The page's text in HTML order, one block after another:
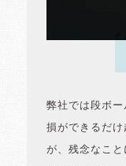
弊社では段ボ
損ができるだ
が、残念なこ